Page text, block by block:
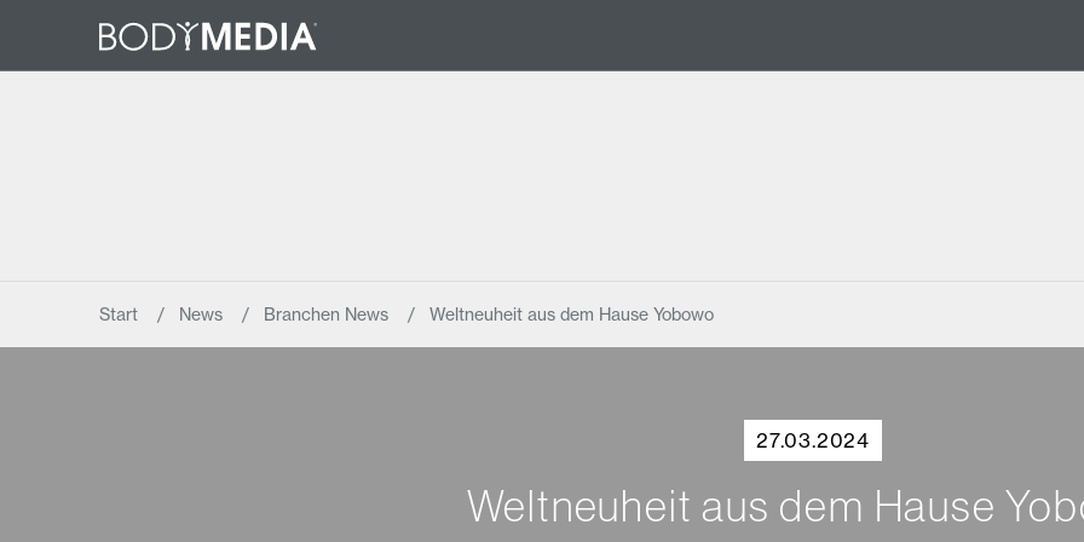
Start News Branchen News Weltneuheit aus dem Hause Yobowo
27.03.2024
Weltneuheit aus dem Hause